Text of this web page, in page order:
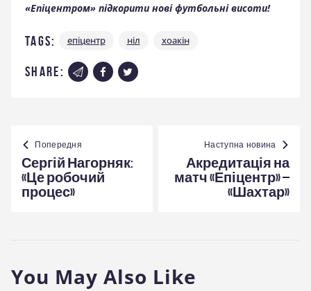
«Епіцентром» підкорити нові футбольні висоти!
Tags: епіцентр ніл хоакін
share:
Навігація
записів
Попередня
Сергій Нагорняк:
«Це робочий
процес»
Наступна новина
Акредитація на
матч «Епіцентр» –
«Шахтар»
You May Also Like